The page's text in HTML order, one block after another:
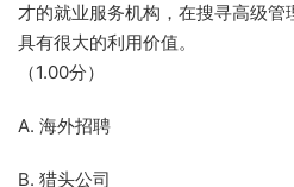
才的就业服务机构，在搜寻高级
具有很大的利用价值。
（1.00分）
A. 海外招聘
B. 猎头公司